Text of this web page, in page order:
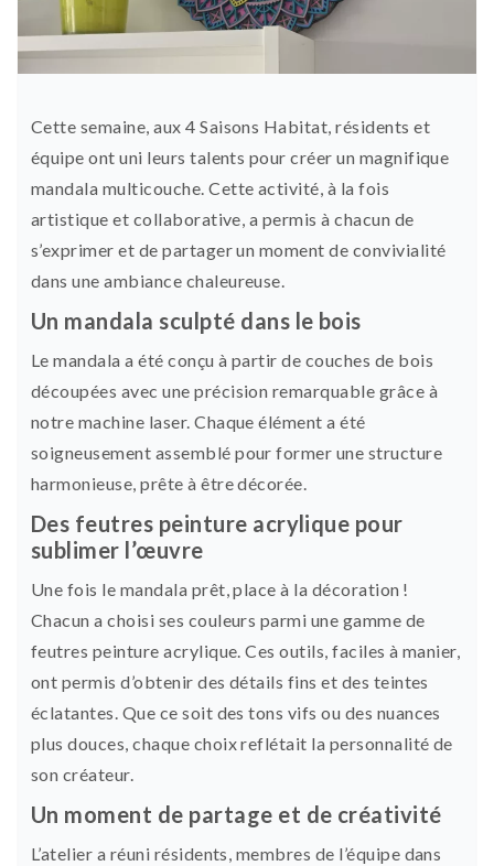
Cette semaine, aux 4 Saisons Habitat, résidents et
équipe ont uni leurs talents pour créer un magnifique
mandala multicouche. Cette activité, à la fois
artistique et collaborative, a permis à chacun de
s’exprimer et de partager un moment de convivialité
dans une ambiance chaleureuse.
Un mandala sculpté dans le bois
Le mandala a été conçu à partir de couches de bois
découpées avec une précision remarquable grâce à
notre machine laser. Chaque élément a été
soigneusement assemblé pour former une structure
harmonieuse, prête à être décorée.
Des feutres peinture acrylique pour
sublimer l’œuvre
Une fois le mandala prêt, place à la décoration !
Chacun a choisi ses couleurs parmi une gamme de
feutres peinture acrylique. Ces outils, faciles à manier,
ont permis d’obtenir des détails fins et des teintes
éclatantes. Que ce soit des tons vifs ou des nuances
plus douces, chaque choix reflétait la personnalité de
son créateur.
Un moment de partage et de créativité
L’atelier a réuni résidents, membres de l’équipe dans